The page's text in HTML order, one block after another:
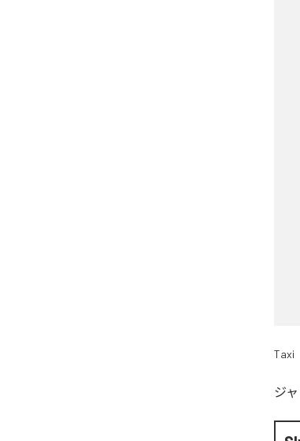
Taxi
ジ